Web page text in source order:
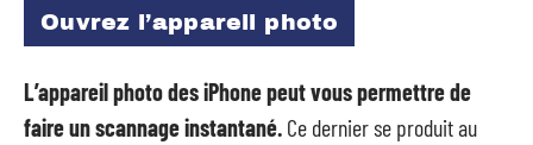
Ouvrez l’appareil photo
L’appareil photo des iPhone peut vous permettre de
faire un scannage instantané. Ce dernier se produit au